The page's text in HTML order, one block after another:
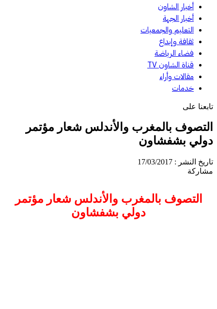
أخبار الشاون
أخبار الجهة
التعليم والجمعيات
ثقافة وإبداع
فضاء الرياضة
قناة الشاون TV
مقالات وأراء
خدمات
تابعنا على
التصوف بالمغرب والأندلس شعار مؤتمر
دولي بشفشاون
تاريخ النشر : 17/03/2017
مشاركة
التصوف بالمغرب والأندلس شعار مؤتمر
دولي بشفشاون